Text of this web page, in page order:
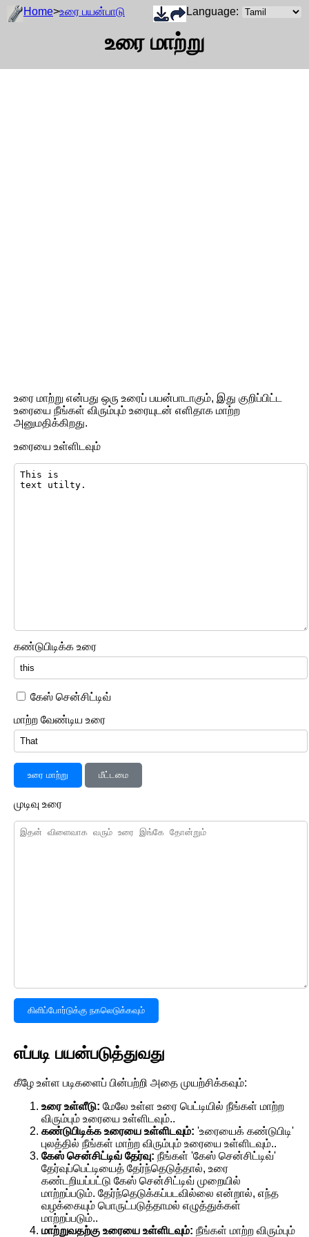
Home>உரை பயன்பாடு
உரை மாற்று
Language:
உரை மாற்று என்பது ஒரு உரைப் பயன்பாடாகும், இது குறிப்பிட்ட
உரையை நீங்கள் விரும்பும் உரையுடன் எளிதாக மாற்ற
அனுமதிக்கிறது.
உரையை உள்ளிடவும்
கண்டுபிடிக்க உரை
கேஸ் சென்சிட்டிவ்
மாற்ற வேண்டிய உரை
உரை மாற்று மீட்டமை
முடிவு உரை
கிளிப்போர்டுக்கு நகலெடுக்கவும்
எப்படி பயன்படுத்துவது
கீழே உள்ள படிகளைப் பின்பற்றி அதை முயற்சிக்கவும்:
உரை உள்ளீடு: மேலே உள்ள உரை பெட்டியில் நீங்கள் மாற்ற
விரும்பும் உரையை உள்ளிடவும்..
கண்டுபிடிக்க உரையை உள்ளிடவும்: 'உரையைக் கண்டுபிடி'
புலத்தில் நீங்கள் மாற்ற விரும்பும் உரையை உள்ளிடவும்..
கேஸ் சென்சிட்டிவ் தேர்வு: நீங்கள் 'கேஸ் சென்சிட்டிவ்'
தேர்வுப்பெட்டியைத் தேர்ந்தெடுத்தால், உரை
கண்டறியப்பட்டு கேஸ் சென்சிட்டிவ் முறையில்
மாற்றப்படும். தேர்ந்தெடுக்கப்படவில்லை என்றால், எந்த
வழக்கையும் பொருட்படுத்தாமல் எழுத்துக்கள்
மாற்றப்படும்..
மாற்றுவதற்கு உரையை உள்ளிடவும்: நீங்கள் மாற்ற விரும்பும்